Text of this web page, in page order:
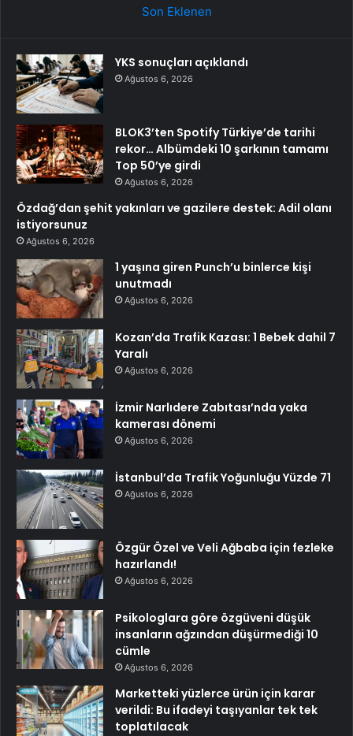
Son Eklenen
YKS sonuçları açıklandı
Ağustos 6, 2026
BLOK3’ten Spotify Türkiye’de tarihi
rekor… Albümdeki 10 şarkının tamamı
Top 50’ye girdi
Ağustos 6, 2026
Özdağ’dan şehit yakınları ve gazilere destek: Adil olanı
istiyorsunuz
Ağustos 6, 2026
1 yaşına giren Punch’u binlerce kişi
unutmadı
Ağustos 6, 2026
Kozan’da Trafik Kazası: 1 Bebek dahil 7
Yaralı
Ağustos 6, 2026
İzmir Narlıdere Zabıtası’nda yaka
kamerası dönemi
Ağustos 6, 2026
İstanbul’da Trafik Yoğunluğu Yüzde 71
Ağustos 6, 2026
Özgür Özel ve Veli Ağbaba için fezleke
hazırlandı!
Ağustos 6, 2026
Psikologlara göre özgüveni düşük
insanların ağzından düşürmediği 10
cümle
Ağustos 6, 2026
Marketteki yüzlerce ürün için karar
verildi: Bu ifadeyi taşıyanlar tek tek
toplatılacak